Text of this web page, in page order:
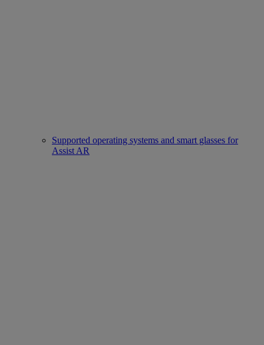
Supported operating systems and smart glasses for
Assist AR